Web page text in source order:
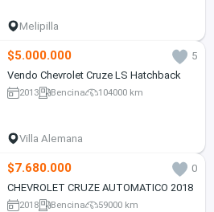
Melipilla
$5.000.000
5
Vendo Chevrolet Cruze LS Hatchback
2013 Bencina 104000 km
Villa Alemana
$7.680.000
0
CHEVROLET CRUZE AUTOMATICO 2018
2018 Bencina 59000 km